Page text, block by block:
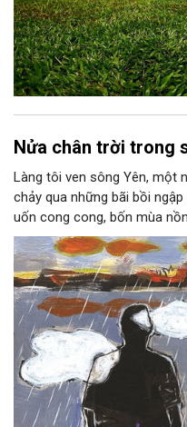
Nửa chân trời trong
Làng tôi ven sông Yên, một
chảy qua những bãi bồi
uốn cong cong, bốn mùa
hoàng hôn, khi nắng đã dịu
lại thẫm màu như có ai vừa